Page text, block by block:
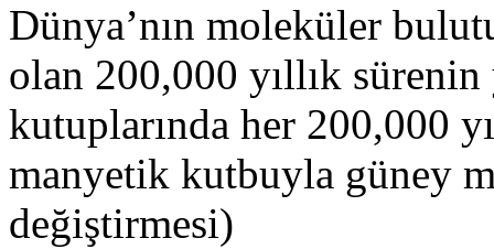
Dünya’nın moleküler
olan 200,000 yıllık sürenin
kutuplarında her 200,000
manyetik kutbuyla güney
değiştirmesi)